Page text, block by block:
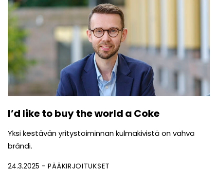
I’d like to buy the world a Coke
Yksi kestävän yritystoiminnan kulmakivistä on vahva
brändi.
24.3.2025 PÄÄKIRJOITUKSET